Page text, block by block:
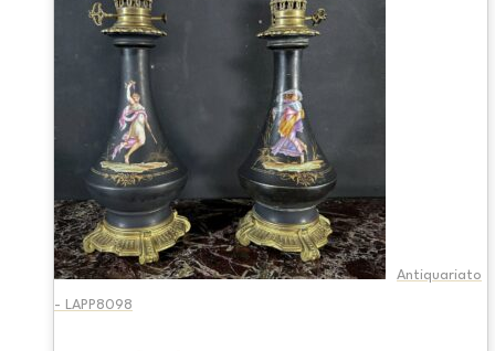
Antiquariato
- LAPP8098